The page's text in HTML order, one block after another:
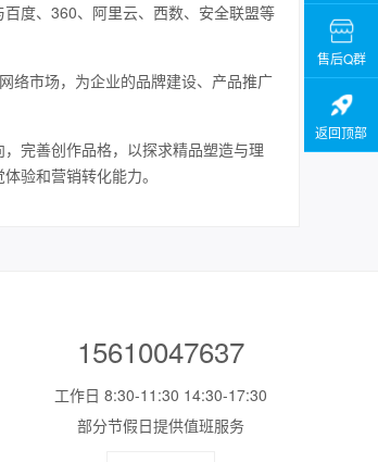
度、360、阿里云、西数、安全联盟等
络市场，为企业的品牌建设、产品推广
完善创作品格，以探求精品塑造与理
验和营销转化能力。
15610047637
工作日 8:30-11:30 14:30-17:30
部分节假日提供值班服务
售后Q群
返回顶部